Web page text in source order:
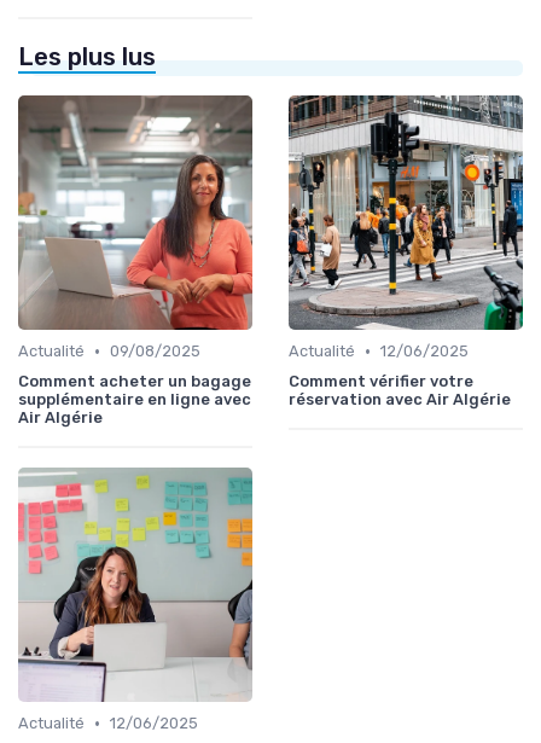
Les plus lus
Actualité • 09/08/2025
Comment acheter un bagage
supplémentaire en ligne avec
Air Algérie
Actualité • 12/06/2025
Comment vérifier votre
réservation avec Air Algérie
Actualité • 12/06/2025